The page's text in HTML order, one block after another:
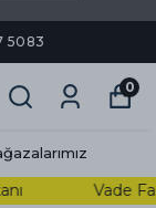
5083‬
0
Vade